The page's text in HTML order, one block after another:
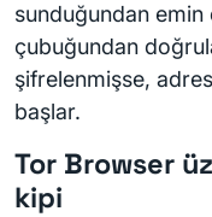
sunduğundan emin
çubuğundan
şifrelenmişse,
başlar.
Tor Browser
kipi